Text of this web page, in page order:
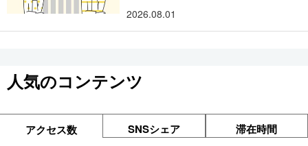
2026.08.01
人気のコンテンツ
アクセス数 SNSシェア 滞在時間